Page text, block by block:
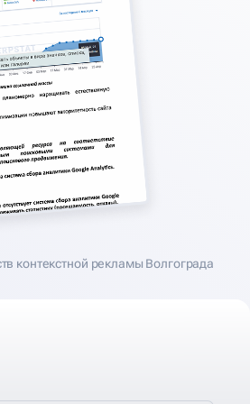
контекстной рекламы Волгограда